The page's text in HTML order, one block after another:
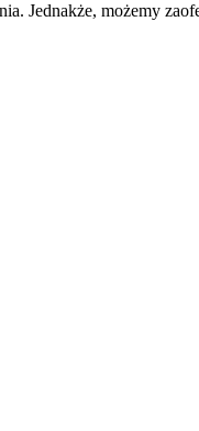
Jednakże, możemy